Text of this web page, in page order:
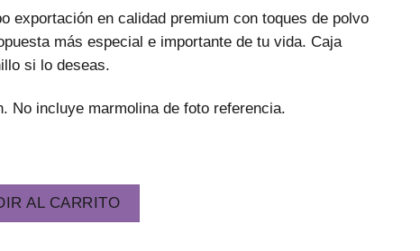
exportación en calidad premium con toques de polvo
más especial e importante de tu vida. Caja
si lo deseas.
No incluye marmolina de foto referencia.
AL CARRITO